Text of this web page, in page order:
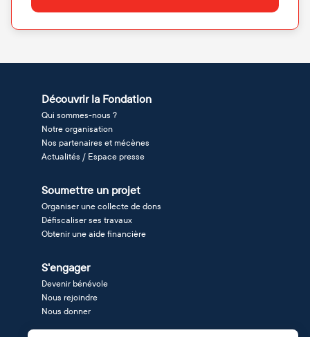
Découvrir la Fondation
Qui sommes-nous ?
Notre organisation
Nos partenaires et mécènes
Actualités / Espace presse
Soumettre un projet
Organiser une collecte de dons
Défiscaliser ses travaux
Obtenir une aide financière
S'engager
Devenir bénévole
Nous rejoindre
Nous donner